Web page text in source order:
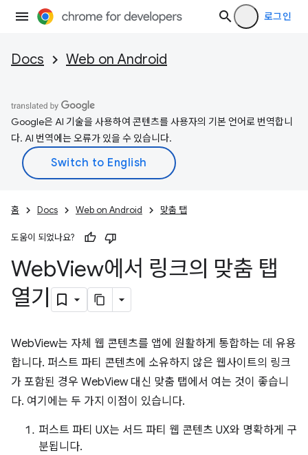
로그인
Docs Web on Android
Google은 AI 기술을 사용하여 콘텐츠를 사용자의 기본 언어로 번역합니
다. AI 번역에는 오류가 있을 수 있습니다.
홈 Docs Web on Android 맞춤 탭
도움이 되었나요?
WebView에서 링크의 맞춤 탭
열기
WebView는 자체 웹 콘텐츠를 앱에 원활하게 통합하는 데 유용
합니다. 퍼스트 파티 콘텐츠에 소유하지 않은 웹사이트의 링크
가 포함된 경우 WebView 대신 맞춤 탭에서 여는 것이 좋습니
다. 여기에는 두 가지 이점이 있습니다.
퍼스트 파티 UX는 서드 파티 웹 콘텐츠 UX와 명확하게 구
분됩니다.